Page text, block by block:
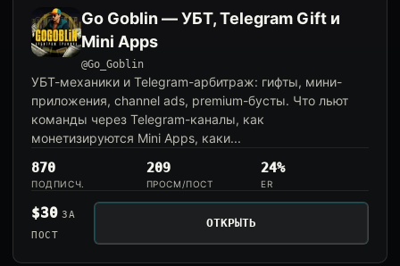
Go Goblin — УБТ, Telegram Gift и
Mini Apps
@Go_Goblin
УБТ-механики и Telegram-арбитраж: гифты, мини-
приложения, channel ads, premium-бусты. Что льют
команды через Telegram-каналы, как
монетизируются Mini Apps, каки...
870
ПОДПИСЧ.
209
ПРОСМ/ПОСТ
24%
ER
$30 ЗА
ПОСТ
ОТКРЫТЬ